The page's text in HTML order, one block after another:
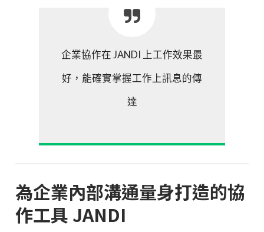
企業協作在 JANDI 上工作效果最
好，能確實掌握工作上訊息的傳
達
為企業內部溝通量身打造的協
作工具 JANDI